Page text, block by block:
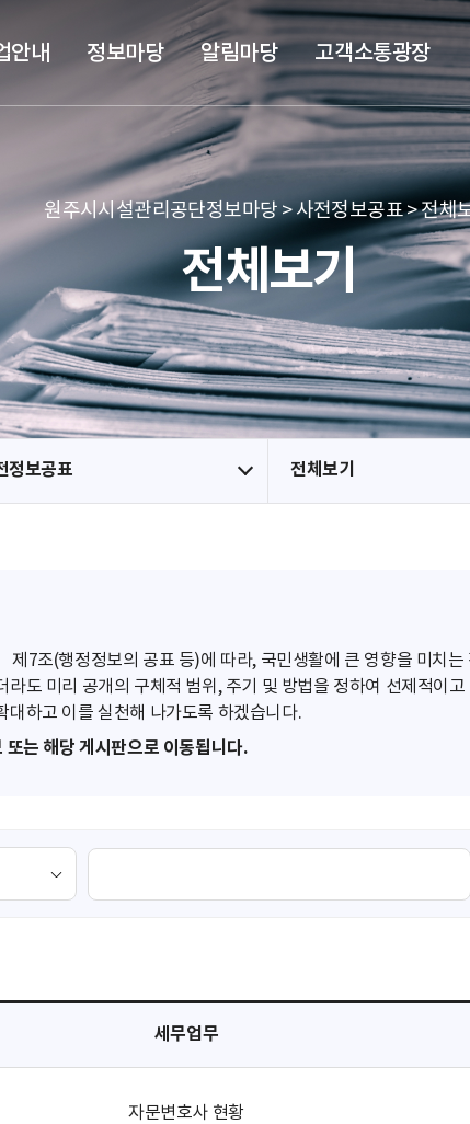
본문 바로가기
메뉴 바로가기
안내 정보마당 알림마당 고객소통광장
원주시시설관리공단정보마당 > 사전정보공표 > 전체
전체보기
정보공표 전체보기
제7조(행정정보의 공표 등)에 따라, 국민생활에 큰 영향을 미치
도 미리 공개의 구체적 범위, 주기 및 방법을 정하여 선제적이
대하고 이를 실천해 나가도록 하겠습니다.
는 해당 게시판으로 이동됩니다.
검
세무업무
자문변호사 현황